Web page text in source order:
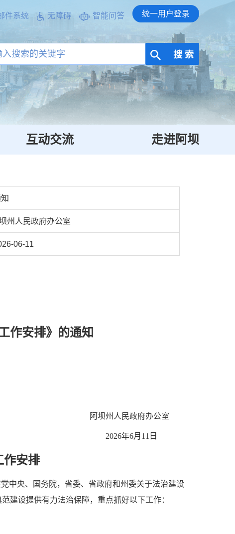
件系统 无障碍 智能问答 统一用户登录
搜 索
互动交流 走进阿坝
州人民政府办公室
06-11
作安排》的通知
阿坝州人民政府办公室
2026年6月11日
作安排
中央、国务院，省委、省政府和州委关于法治建设
建设提供有力法治保障，重点抓好以下工作：